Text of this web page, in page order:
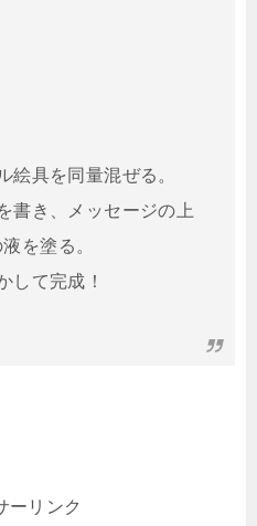
絵具を同量混ぜる。
書き、メッセージの上
を塗る。
して完成！
ーリンク